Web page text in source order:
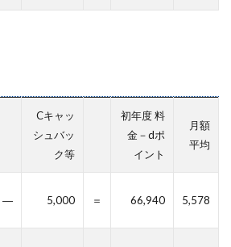
Cキャッ
シュバッ
ク等
初年度 料
金－dポ
イント
月額
平均
― 5,000 ＝ 66,940 5,578